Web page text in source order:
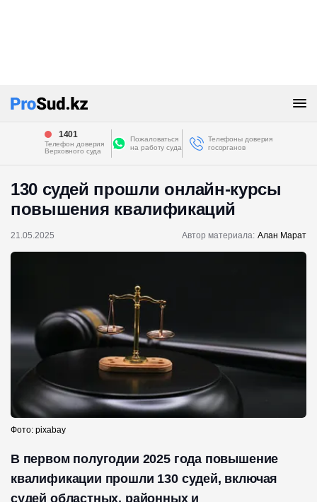
1401
Телефон доверия
Верховного суда
Пожаловаться
на работу суда
Телефоны доверия
госорганов
130 судей прошли онлайн-курсы
повышения квалификаций
21.05.2025 Автор материала: Алан Марат
Фото: pixabay
В первом полугодии 2025 года повышение
квалификации прошли 130 судей, включая
судей областных, районных и